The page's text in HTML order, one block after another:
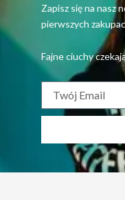
Zapisz się na nasz
pierwszych
Fajne ciuchy